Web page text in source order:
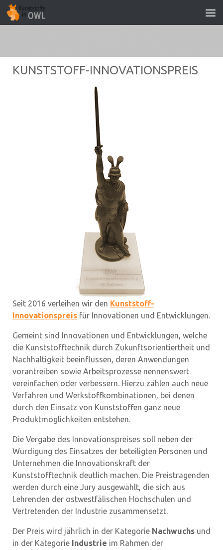
Zum Inhalt springen
KUNSTSTOFF-INNOVATIONSPREIS
Seit 2016 verleihen wir den Kunststoff-
Innovationspreis für Innovationen und Entwicklungen.
Gemeint sind Innovationen und Entwicklungen, welche
die Kunststofftechnik durch Zukunftsorientiertheit und
Nachhaltigkeit beeinflussen, deren Anwendungen
vorantreiben sowie Arbeitsprozesse nennenswert
vereinfachen oder verbessern. Hierzu zählen auch neue
Verfahren und Werkstoffkombinationen, bei denen
durch den Einsatz von Kunststoffen ganz neue
Produktmöglichkeiten entstehen.
Die Vergabe des Innovationspreises soll neben der
Würdigung des Einsatzes der beteiligten Personen und
Unternehmen die Innovationskraft der
Kunststofftechnik deutlich machen. Die Preistragenden
werden durch eine Jury ausgewählt, die sich aus
Lehrenden der ostwestfälischen Hochschulen und
Vertretenden der Industrie zusammensetzt.
Der Preis wird jährlich in der Kategorie Nachwuchs und
in der Kategorie Industrie im Rahmen der